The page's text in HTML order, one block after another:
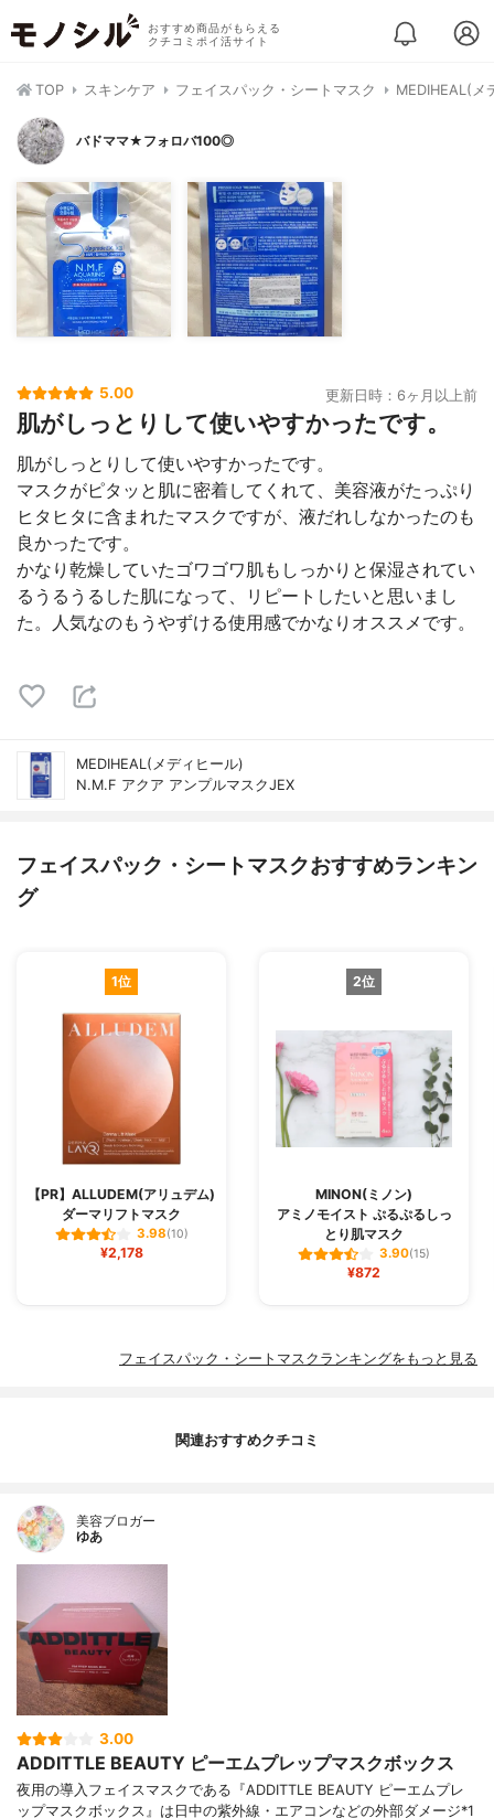
おすすめ商品がもらえる
クチコミポイ活サイト
TOP スキンケア フェイスパック・シートマスク MEDIHEAL(メ
バドママ★フォロバ100◎
5.00 更新日時：6ヶ月以上前
肌がしっとりして使いやすかったです。
肌がしっとりして使いやすかったです。
マスクがピタッと肌に密着してくれて、美容液がたっぷり
ヒタヒタに含まれたマスクですが、液だれしなかったのも
良かったです。
かなり乾燥していたゴワゴワ肌もしっかりと保湿されてい
るうるうるした肌になって、リピートしたいと思いまし
た。人気なのもうやずける使用感でかなりオススメです。
MEDIHEAL(メディヒール)
N.M.F アクア アンプルマスクJEX
フェイスパック・シートマスクおすすめランキン
グ
1位
【PR】ALLUDEM(アリュデム)
ダーマリフトマスク
3.98(10)
¥2,178
2位
MINON(ミノン)
アミノモイスト ぷるぷるしっ
とり肌マスク
3.90(15)
¥872
フェイスパック・シートマスクランキングをもっと見る
関連おすすめクチコミ
美容ブロガー
ゆあ
3.00
ADDITTLE BEAUTY ピーエムプレップマスクボックス
夜用の導入フェイスマスクである『ADDITTLE BEAUTY ピーエムプレ
ップマスクボックス』は日中の紫外線・エアコンなどの外部ダメージ*1